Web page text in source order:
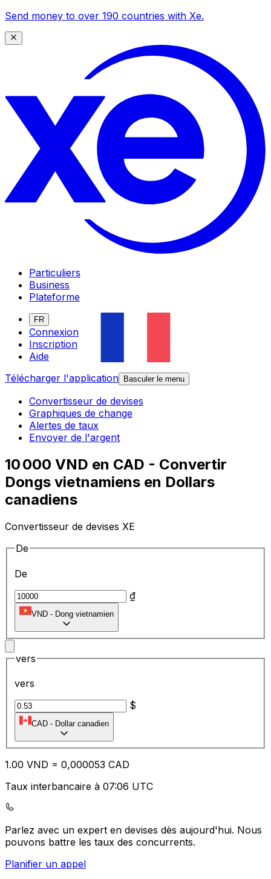
Send money to over 190 countries with Xe.
Particuliers
Business
Plateforme
FR
Connexion
Inscription
Aide
Télécharger l'application
Basculer le menu
Convertisseur de devises
Graphiques de change
Alertes de taux
Envoyer de l'argent
10 000 VND en CAD - Convertir
Dongs vietnamiens en Dollars
canadiens
Convertisseur de devises XE
De
De
₫
VND - Dong vietnamien
vers
vers
$
CAD - Dollar canadien
1.00 VND = 0,000053 CAD
Taux interbancaire à 07:06 UTC
Parlez avec un expert en devises dès aujourd'hui. Nous
pouvons battre les taux des concurrents.
Planifier un appel